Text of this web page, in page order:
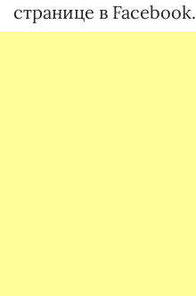
странице в Facebook.